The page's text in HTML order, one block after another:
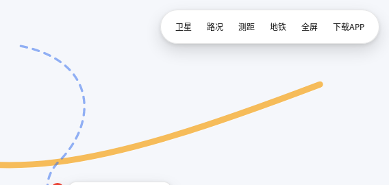
卫星 路况 测距 地铁 全屏 下载APP